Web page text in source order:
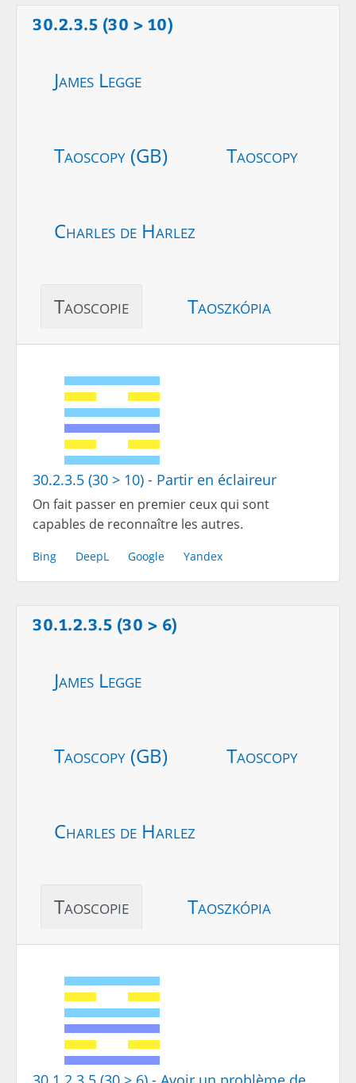
30.2.3.5 (30 > 10)
James Legge
Taoscopy (GB) Taoscopy
Charles de Harlez
Taoscopie Taoszkópia
30.2.3.5 (30 > 10) - Partir en éclaireur
On fait passer en premier ceux qui sont
capables de reconnaître les autres.
Bing DeepL Google Yandex
30.1.2.3.5 (30 > 6)
James Legge
Taoscopy (GB) Taoscopy
Charles de Harlez
Taoscopie Taoszkópia